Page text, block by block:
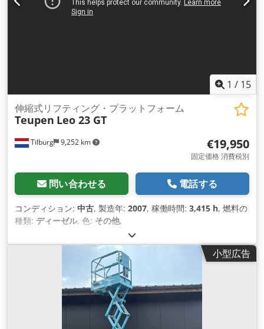
1 / 15
Tilburg 9,252 km
伸縮式リフティング・プラットフォーム
Teupen Leo 23 GT
€19,950
固定価格 消費税別
問い合わせる 電話する
コンディション: 中古, 製造年: 2007, 稼働時間: 3,415 h, 燃料の
種類: ディーゼル, 色: その他,
小型広告